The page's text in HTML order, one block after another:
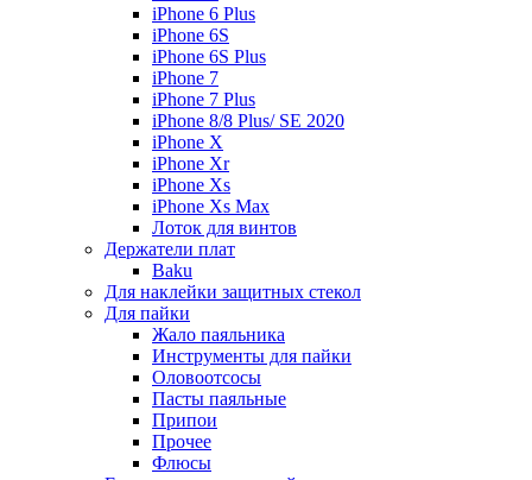
iPhone 6 Plus
iPhone 6S
iPhone 6S Plus
iPhone 7
iPhone 7 Plus
iPhone 8/8 Plus/ SE 2020
iPhone X
iPhone Xr
iPhone Xs
iPhone Xs Max
Лоток для винтов
Держатели плат
Baku
Для наклейки защитных стекол
Для пайки
Жало паяльника
Инструменты для пайки
Оловоотсосы
Пасты паяльные
Припои
Прочее
Флюсы